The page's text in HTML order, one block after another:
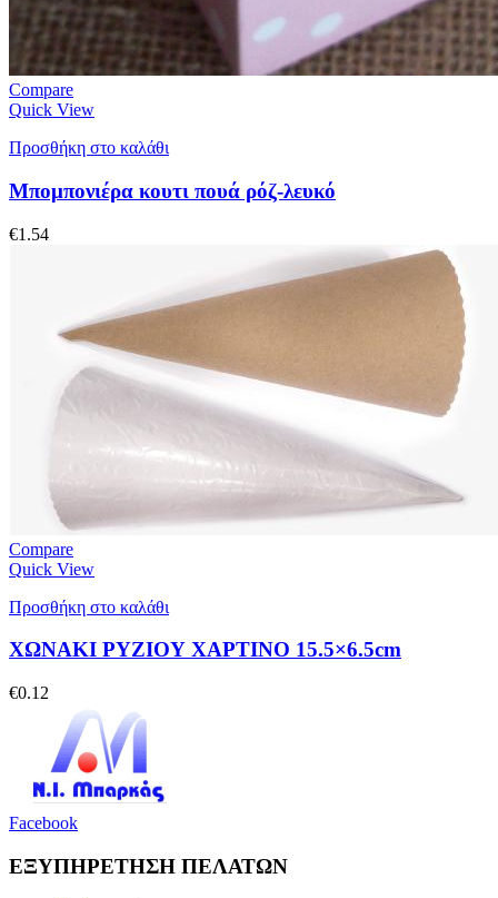
Compare
Quick View
Προσθήκη στο καλάθι
Μπομπονιέρα κουτι πουά ρόζ-λευκό
€1.54
Compare
Quick View
Προσθήκη στο καλάθι
ΧΩΝΑΚΙ ΡΥΖΙΟΥ ΧΑΡΤΙΝΟ 15.5×6.5cm
€0.12
Facebook
ΕΞΥΠΗΡΕΤΗΣΗ ΠΕΛΑΤΩΝ